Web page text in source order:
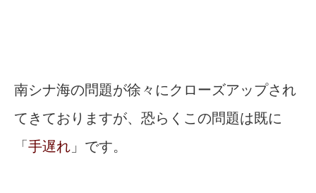
南シナ海の問題が徐々にクローズアップされ
てきておりますが、恐らくこの問題は既に
「 手遅れ 」です。